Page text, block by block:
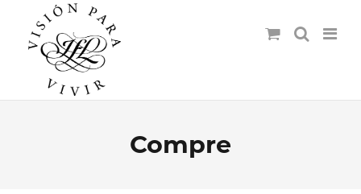
Compre